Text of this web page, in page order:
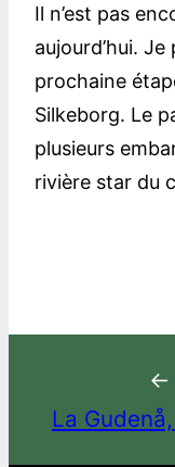
Il n’est pas
aujourd’hui.
prochaine
Silkeborg. Le
plusieurs
rivière star du
←
La